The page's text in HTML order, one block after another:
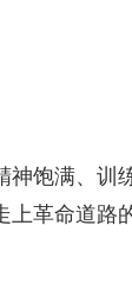
饱满、训
革命道路